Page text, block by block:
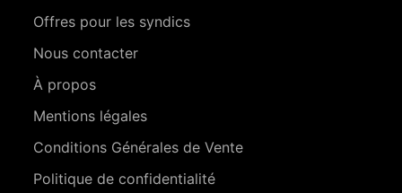
Offres pour les syndics
Nous contacter
À propos
Mentions légales
Conditions Générales de Vente
Politique de confidentialité